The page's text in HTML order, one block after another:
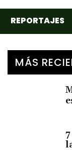
REPORTAJES
MÁS